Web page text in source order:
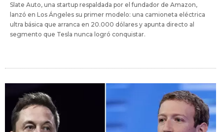
Slate Auto, una startup respaldada por el fundador de Amazon,
lanzó en Los Ángeles su primer modelo: una camioneta eléctrica
ultra básica que arranca en 20.000 dólares y apunta directo al
segmento que Tesla nunca logró conquistar.